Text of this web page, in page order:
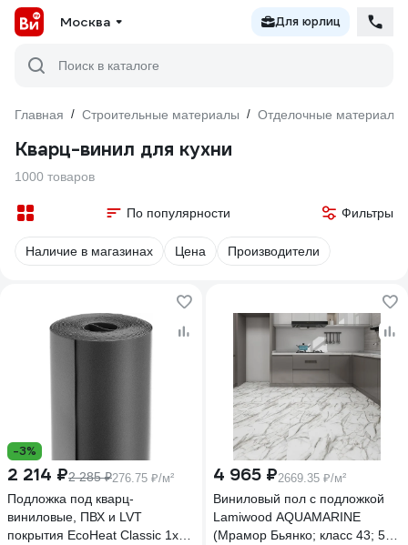
Москва Для юрлиц
Поиск в каталоге
Главная / Строительные материалы / Отделочные материалы
Кварц-винил для кухни
1000 товаров
По популярности Фильтры
Наличие в магазинах Цена Производители
-3%
2 214 ₽2 285 ₽276.75 ₽/м²
Подложка под кварц-
виниловые, ПВХ и LVT
покрытия EcoHeat Classic 1x8
4 965 ₽2669.35 ₽/м²
Виниловый пол с подложкой
Lamiwood AQUAMARINE
(Мрамор Бьянко; класс 43; 5